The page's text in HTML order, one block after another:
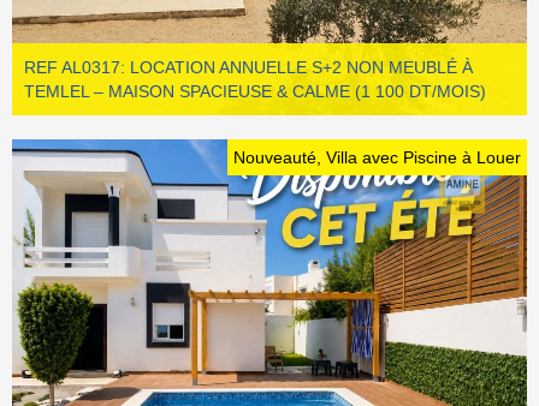
REF AL0317: LOCATION ANNUELLE S+2 NON MEUBLÉ À
TEMLEL – MAISON SPACIEUSE & CALME (1 100 DT/MOIS)
Nouveauté, Villa avec Piscine à Louer